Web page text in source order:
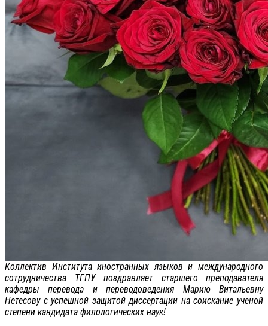
Коллектив Института иностранных языков и международного
сотрудничества ТГПУ поздравляет старшего преподавателя
кафедры перевода и переводоведения Марию Витальевну
Нетесову с успешной защитой диссертации на соискание ученой
степени кандидата филологических наук!